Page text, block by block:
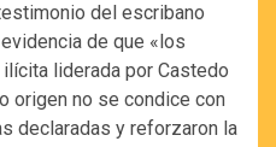
del escribano
de que «los
liderada por Castedo
origen no se condice con
declaradas y reforzaron la